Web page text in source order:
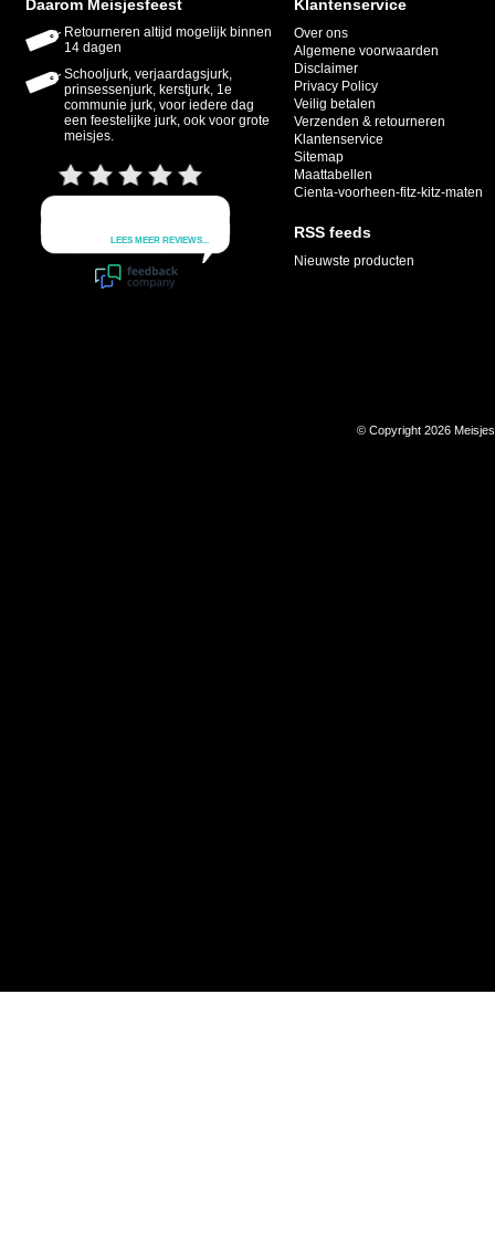
Daarom Meisjesfeest
Retourneren altijd mogelijk binnen
14 dagen
Schooljurk, verjaardagsjurk,
prinsessenjurk, kerstjurk, 1e
communie jurk, voor iedere dag
een feestelijke jurk, ook voor grote
meisjes.
Klantenservice
Over ons
Algemene voorwaarden
Disclaimer
Privacy Policy
Veilig betalen
Verzenden & retourneren
Klantenservice
Sitemap
Maattabellen
Cienta-voorheen-fitz-kitz-maten
RSS feeds
Nieuwste producten
© Copyright 2026